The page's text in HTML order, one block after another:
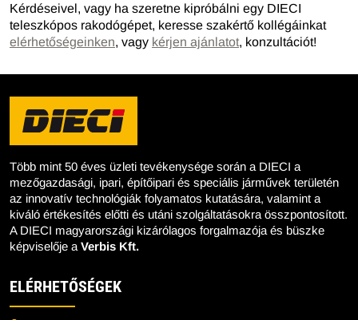
Kérdéseivel, vagy ha szeretne kipróbálni egy DIECI
teleszkópos rakodógépet, keresse szakértő kollégáinkat
elérhetőségeinken, vagy kérjen ajánlatot, konzultációt!
Több mint 50 éves üzleti tevékenysége során a DIECI a
mezőgazdasági, ipari, építőipari és speciális járművek területén
az innovatív technológiák folyamatos kutatására, valamint a
kiváló értékesítés előtti és utáni szolgáltatásokra összpontosított.
A DIECI magyarországi kizárólagos forgalmazója és büszke
képviselője aVerbis Kft.
ELÉRHETŐSÉGEK